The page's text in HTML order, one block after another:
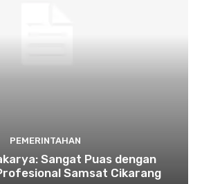
PEMERINTAHAN
Sangat Puas dengan
Samsat Cikarang